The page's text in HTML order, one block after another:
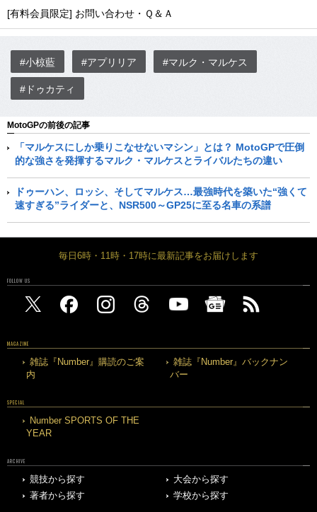
[有料会員限定] お問い合わせ・Ｑ＆Ａ
#小椋藍 #アプリリア #マルク・マルケス
#ドゥカティ
MotoGPの前後の記事
「マルケスにしか乗りこなせないマシン」とは？ MotoGPで圧倒
的な強さを発揮するマルク・マルケスとライバルたちの違い
ドゥーハン、ロッシ、そしてマルケス…最強時代を築いた“強くて
速すぎる”ライダーと、NSR500～GP25に至る名車の系譜
毎日6時・11時・17時に最新記事をお届けします
FOLLOW US
MAGAZINE
雑誌『Number』購読のご案
内
雑誌『Number』バックナン
バー
SPECIAL
Number SPORTS OF THE
YEAR
ARCHIVE
競技から探す
大会から探す
著者から探す
学校から探す